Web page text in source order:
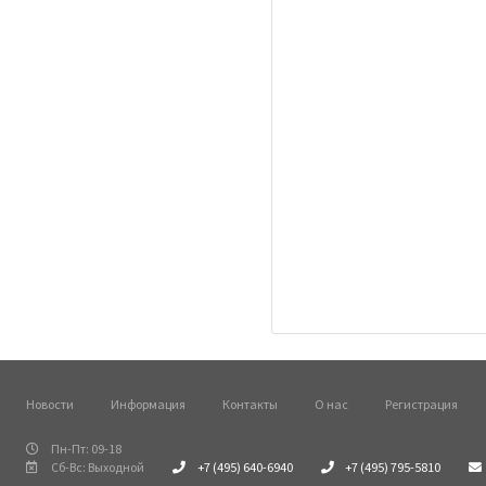
Новости Информация Контакты О нас Регистрация
Пн-Пт: 09-18
Сб-Вс: Выходной
+7 (495) 640-6940 +7 (495) 795-5810